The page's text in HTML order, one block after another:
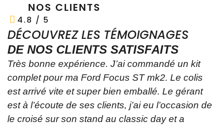
NOS CLIENTS
4.8 / 5
DÉCOUVREZ LES TÉMOIGNAGES
DE NOS CLIENTS SATISFAITS
Très bonne expérience. J’ai commandé un kit
complet pour ma Ford Focus ST mk2. Le colis
est arrivé vite et super bien emballé. Le gérant
est à l’écoute de ses clients, j’ai eu l’occasion de
le croisé sur son stand au classic day et a